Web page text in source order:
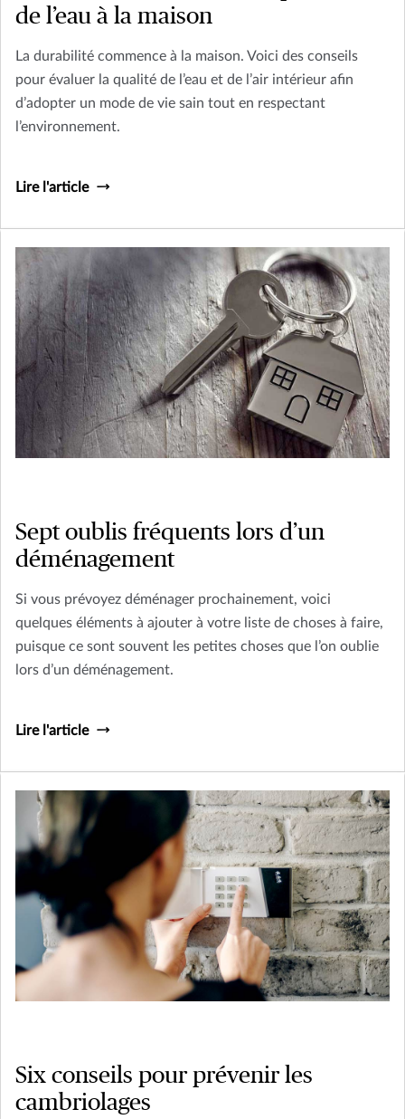
de l’eau à la maison
La durabilité commence à la maison. Voici des conseils
pour évaluer la qualité de l’eau et de l’air intérieur afin
d’adopter un mode de vie sain tout en respectant
l’environnement.
Lire l'article
Sept oublis fréquents lors d’un
déménagement
Si vous prévoyez déménager prochainement, voici
quelques éléments à ajouter à votre liste de choses à faire,
puisque ce sont souvent les petites choses que l’on oublie
lors d’un déménagement.
Lire l'article
Six conseils pour prévenir les
cambriolages